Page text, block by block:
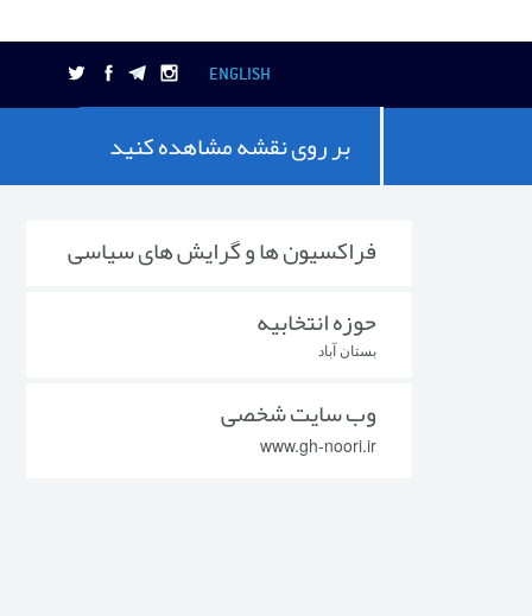
ENGLISH
بر روی نقشه مشاهده کنید
فراکسیون ها و گرایش های سیاسی
حوزه انتخابیه
بستان آباد
وب سایت شخصی
www.gh-noori.ir